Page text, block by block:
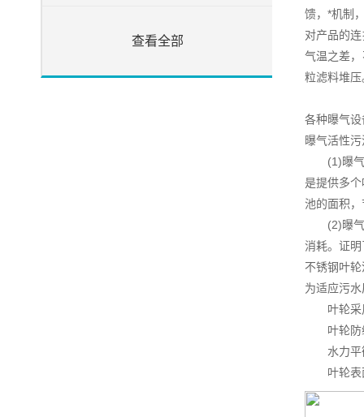
查看全部
馈，*机制
对产品的
气温之差
粒滤料堆
各种曝气
曝气活性
(1)曝气转
是提供多
池的面积
(2)曝气旋
消耗。证
不锈钢叶
为适应污
叶轮采用
叶轮防缠
水力平衡
叶轮表面